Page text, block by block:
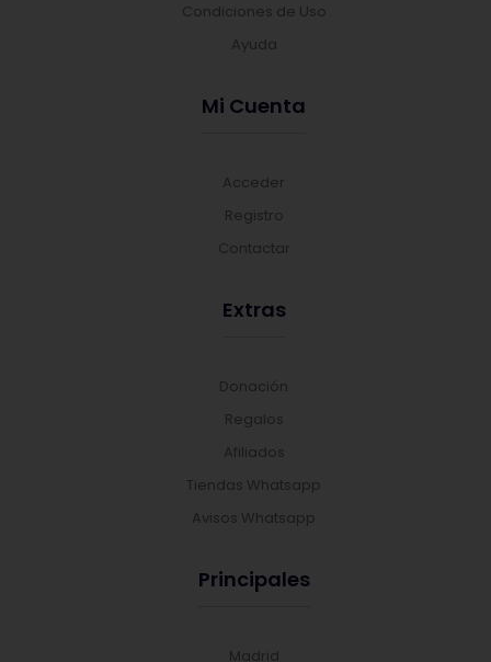
Condiciones de Uso
Ayuda
Mi Cuenta
Acceder
Registro
Contactar
Extras
Donación
Regalos
Afiliados
Tiendas Whatsapp
Avisos Whatsapp
Principales
Madrid